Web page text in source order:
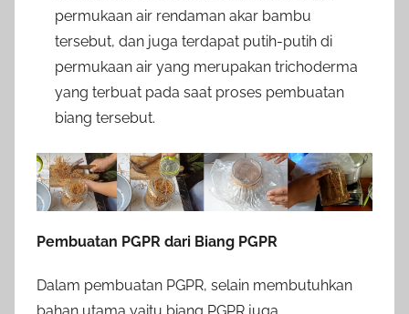
permukaan air rendaman akar bambu
tersebut, dan juga terdapat putih-putih di
permukaan air yang merupakan trichoderma
yang terbuat pada saat proses pembuatan
biang tersebut.
Pembuatan PGPR dari Biang PGPR
Dalam pembuatan PGPR, selain membutuhkan